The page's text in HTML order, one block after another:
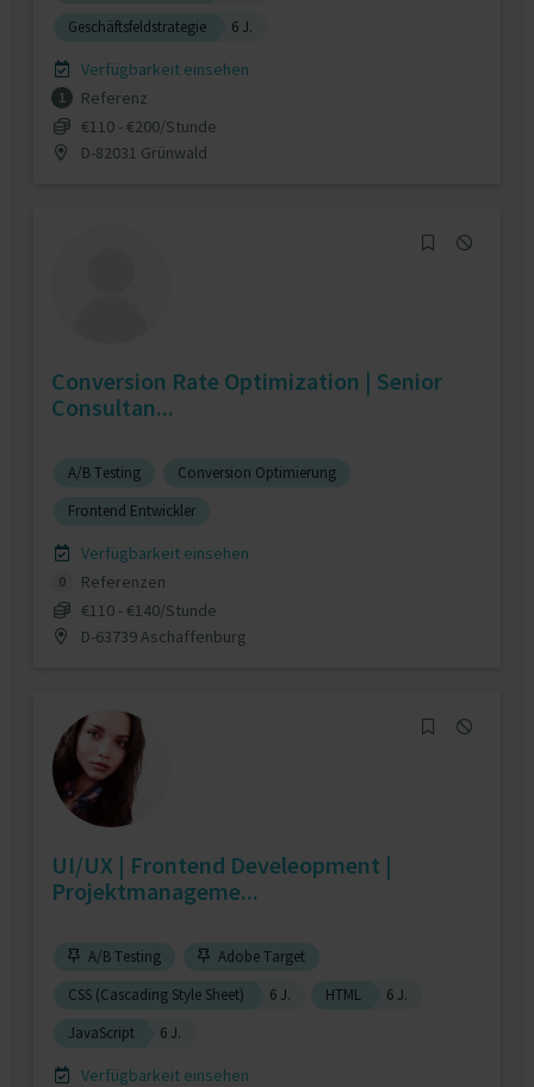
Geschäftsfeldstrategie
6 J.
Verfügbarkeit einsehen
1
Referenz
€110 - €200/Stunde
D-82031 Grünwald
Conversion Rate Optimization | Senior
Consultan...
A/B Testing
Conversion Optimierung
Frontend Entwickler
Verfügbarkeit einsehen
0
Referenzen
€110 - €140/Stunde
D-63739 Aschaffenburg
UI/UX | Frontend Develeopment |
Projektmanageme...
A/B Testing
Adobe Target
CSS (Cascading Style Sheet)
6 J. HTML
6 J.
JavaScript
6 J.
Verfügbarkeit einsehen